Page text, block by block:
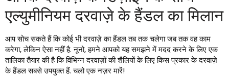
एल्युमीनियम दरवाज़े के हैंडल का मिलान
आप सोच सकते हैं कि कोई भी दरवाज़े का हैंडल तब तक चलेगा जब तक वह काम
करेगा, लेकिन ऐसा नहीं है. नूनो, हमने आपको यह समझने में मदद करने के लिए एक
तालिका तैयार की है कि विभिन्न दरवाज़ों की शैलियों के लिए किस प्रकार के दरवाज़े
के हैंडल सबसे उपयुक्त हैं. चलो एक नज़र मारें!